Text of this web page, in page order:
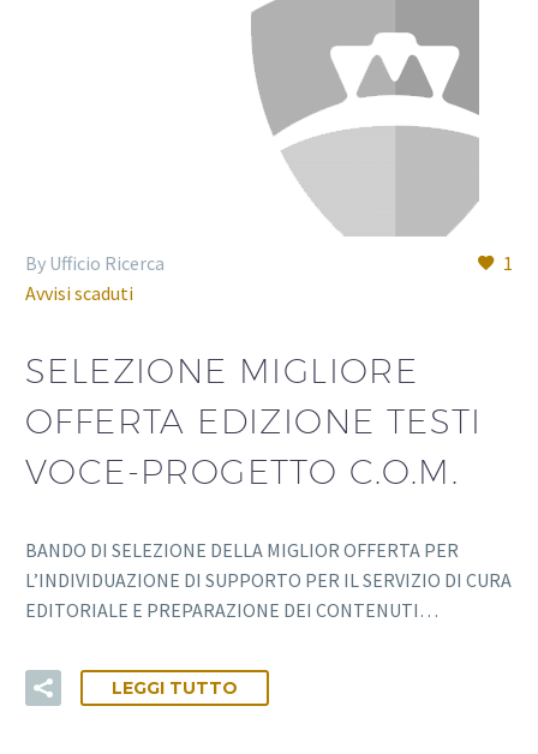
1
By Ufficio Ricerca
Avvisi scaduti
SELEZIONE MIGLIORE
OFFERTA EDIZIONE TESTI
VOCE-PROGETTO C.O.M.
BANDO DI SELEZIONE DELLA MIGLIOR OFFERTA PER
L’INDIVIDUAZIONE DI SUPPORTO PER IL SERVIZIO DI CURA
EDITORIALE E PREPARAZIONE DEI CONTENUTI…
LEGGI TUTTO